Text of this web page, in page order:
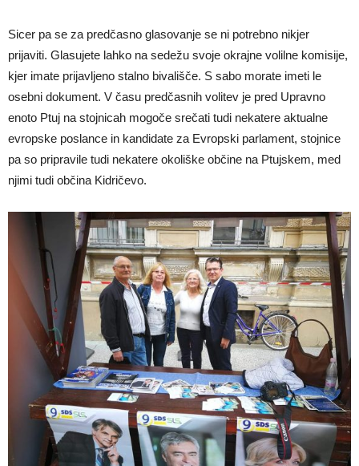
Sicer pa se za predčasno glasovanje se ni potrebno nikjer
prijaviti. Glasujete lahko na sedežu svoje okrajne volilne komisije,
kjer imate prijavljeno stalno bivališče. S sabo morate imeti le
osebni dokument. V času predčasnih volitev je pred Upravno
enoto Ptuj na stojnicah mogoče srečati tudi nekatere aktualne
evropske poslance in kandidate za Evropski parlament, stojnice
pa so pripravile tudi nekatere okoliške občine na Ptujskem, med
njimi tudi občina Kidričevo.